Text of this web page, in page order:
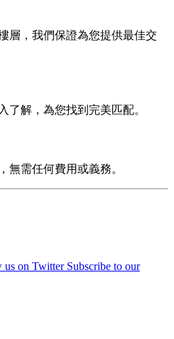
層，我們保證為您提供最佳交
了解，為您找到完美匹配。
無需任何費用或義務。
us on Twitter Subscribe to our